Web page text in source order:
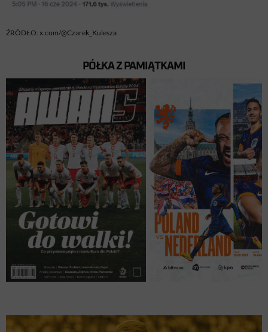
ŹRÓDŁO: x.com/@Czarek_Kulesza
PÓŁKA Z PAMIĄTKAMI